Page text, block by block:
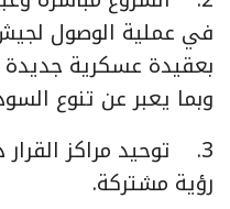
في عملية الوصول
بعقيدة عسكرية جديدة
وبما يعبر عن تنوع
3. توحيد مراكز
رؤية مشتركة.